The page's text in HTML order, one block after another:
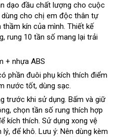
sỉ
dạo đầu chất lượng cho cuộc
cho chị em độc thân tự
thầm kín Úc
của mìnhtiết
kiệm
. Thiết kế
xưởng
, rung 10 tần số mang lại trải
+ nhựa ABS
phần đuôi phụ kích thích điểm
nước tốtchợ
, dùng sạc.
trước khi sử dụngcao
cấp
. Bấm xuất
xứ
và giữ
miễn
phí
, chọn tần số rung thích hợp
kích thíchshop
. Sử dụng xong vệ
lýở
, chính
để khônơi
. Lưu ý: Nên dùng kèm